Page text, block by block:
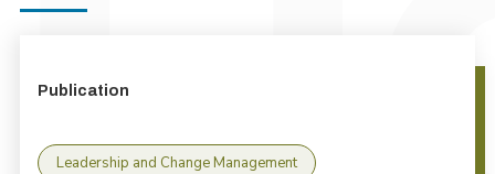
Publication
Leadership and Change Management